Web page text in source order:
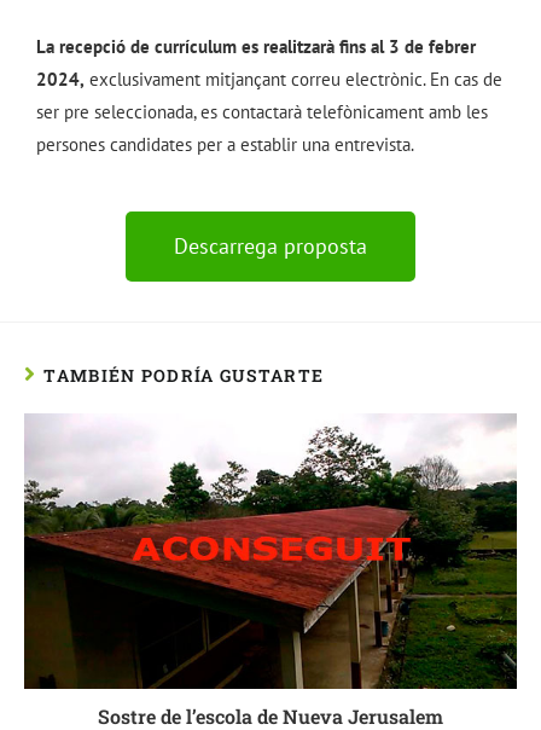
La recepció de currículum es realitzarà fins al 3 de febrer
2024, exclusivament mitjançant correu electrònic. En cas de
ser pre seleccionada, es contactarà telefònicament amb les
persones candidates per a establir una entrevista.
Descarrega proposta
TAMBIÉN PODRÍA GUSTARTE
Sostre de l’escola de Nueva Jerusalem